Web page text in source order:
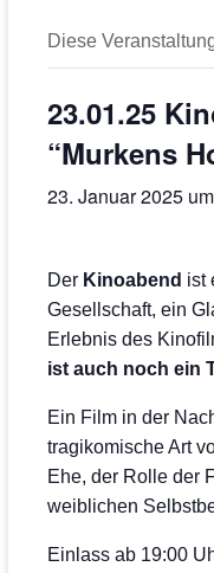
Gesellschaft
Diese
23.01.25
“Murkens
23. Januar 2025
Der Kinoabend ist
Gesellschaft, ein
Erlebnis des
ist auch noch ein
Ein Film in der
tragikomische Art
Ehe, der Rolle der
weiblichen
Einlass ab 19:00